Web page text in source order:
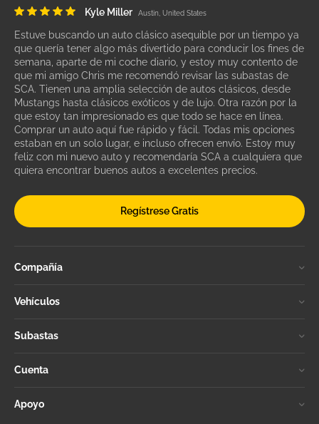
Kyle Miller Austin, United States
Estuve buscando un auto clásico asequible por un tiempo ya
que quería tener algo más divertido para conducir los fines de
semana, aparte de mi coche diario, y estoy muy contento de
que mi amigo Chris me recomendó revisar las subastas de
SCA. Tienen una amplia selección de autos clásicos, desde
Mustangs hasta clásicos exóticos y de lujo. Otra razón por la
que estoy tan impresionado es que todo se hace en línea.
Comprar un auto aquí fue rápido y fácil. Todas mis opciones
estaban en un solo lugar, e incluso ofrecen envío. Estoy muy
feliz con mi nuevo auto y recomendaría SCA a cualquiera que
quiera encontrar buenos autos a excelentes precios.
Regístrese Gratis
Compañía
Vehículos
Subastas
Cuenta
Apoyo